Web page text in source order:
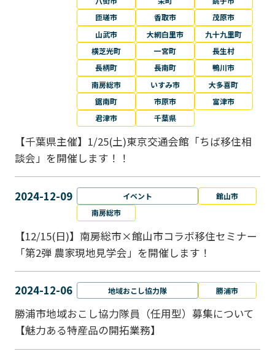
匝瑳市
香取市
茂原市
山武市
大網白里市
九十九里町
横芝光町
一宮町
長生村
長柄町
長南町
鴨川市
南房総市
いすみ市
大多喜町
鋸南町
市原市
富津市
君津市
千葉県
【千葉県主催】1/25(土)東京交通会館「ちば移住相
談会」を開催します！！
2024-12-09 イベント
館山市
南房総市
【12/15(日)】南房総市×館山市コラボ移住セミナー
「第2弾 農家現地見学会」を開催します！
2024-12-06 地域おこし協力隊 勝浦市
勝浦市地域おこし協力隊員（任用型）募集について
【魅力ある特産品の開拓業務】